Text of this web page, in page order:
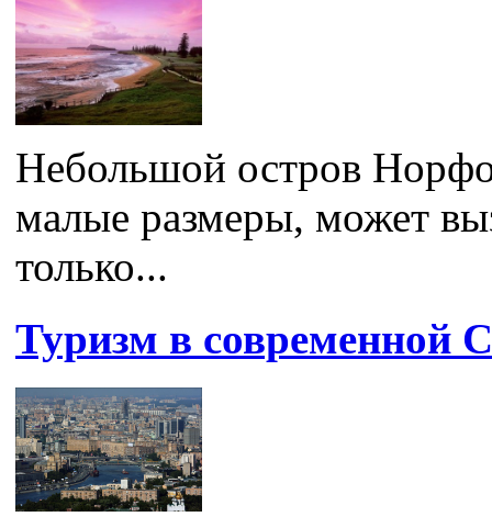
Небольшой остров
малые размеры, может
только...
Туризм в современной